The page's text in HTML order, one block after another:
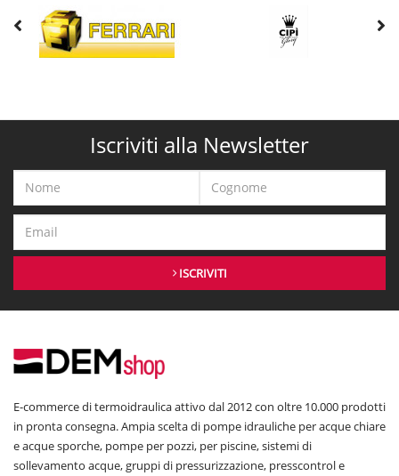
Iscriviti alla Newsletter
ISCRIVITI
E-commerce di termoidraulica attivo dal 2012 con oltre 10.000 prodotti
in pronta consegna. Ampia scelta di pompe idrauliche per acque chiare
e acque sporche, pompe per pozzi, per piscine, sistemi di
sollevamento acque, gruppi di pressurizzazione, presscontrol e